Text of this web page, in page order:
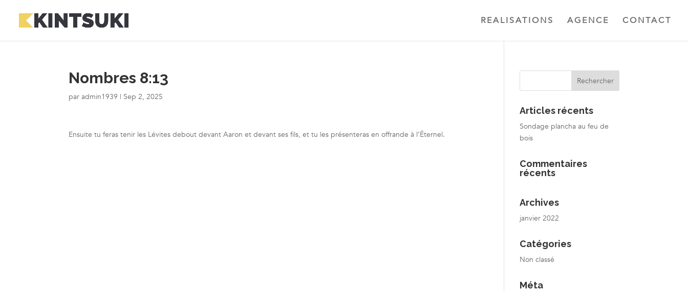
REALISATIONS AGENCE CONTACT
Nombres 8:13
paradmin1939 | Sep 2, 2025
Ensuite tu feras tenir les Lévites debout devant Aaron et devant ses fils, et tu les présenteras en offrande à l’Éternel.
Articles récents
Sondage plancha au feu de
bois
Commentaires
récents
Archives
janvier 2022
Catégories
Non classé
Méta